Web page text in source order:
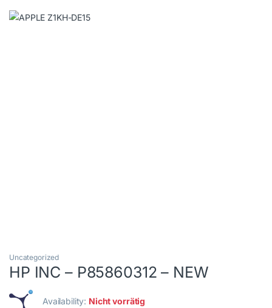
Uncategorized
HP INC – P85860312 – NEW
Availability: Nicht vorrätig